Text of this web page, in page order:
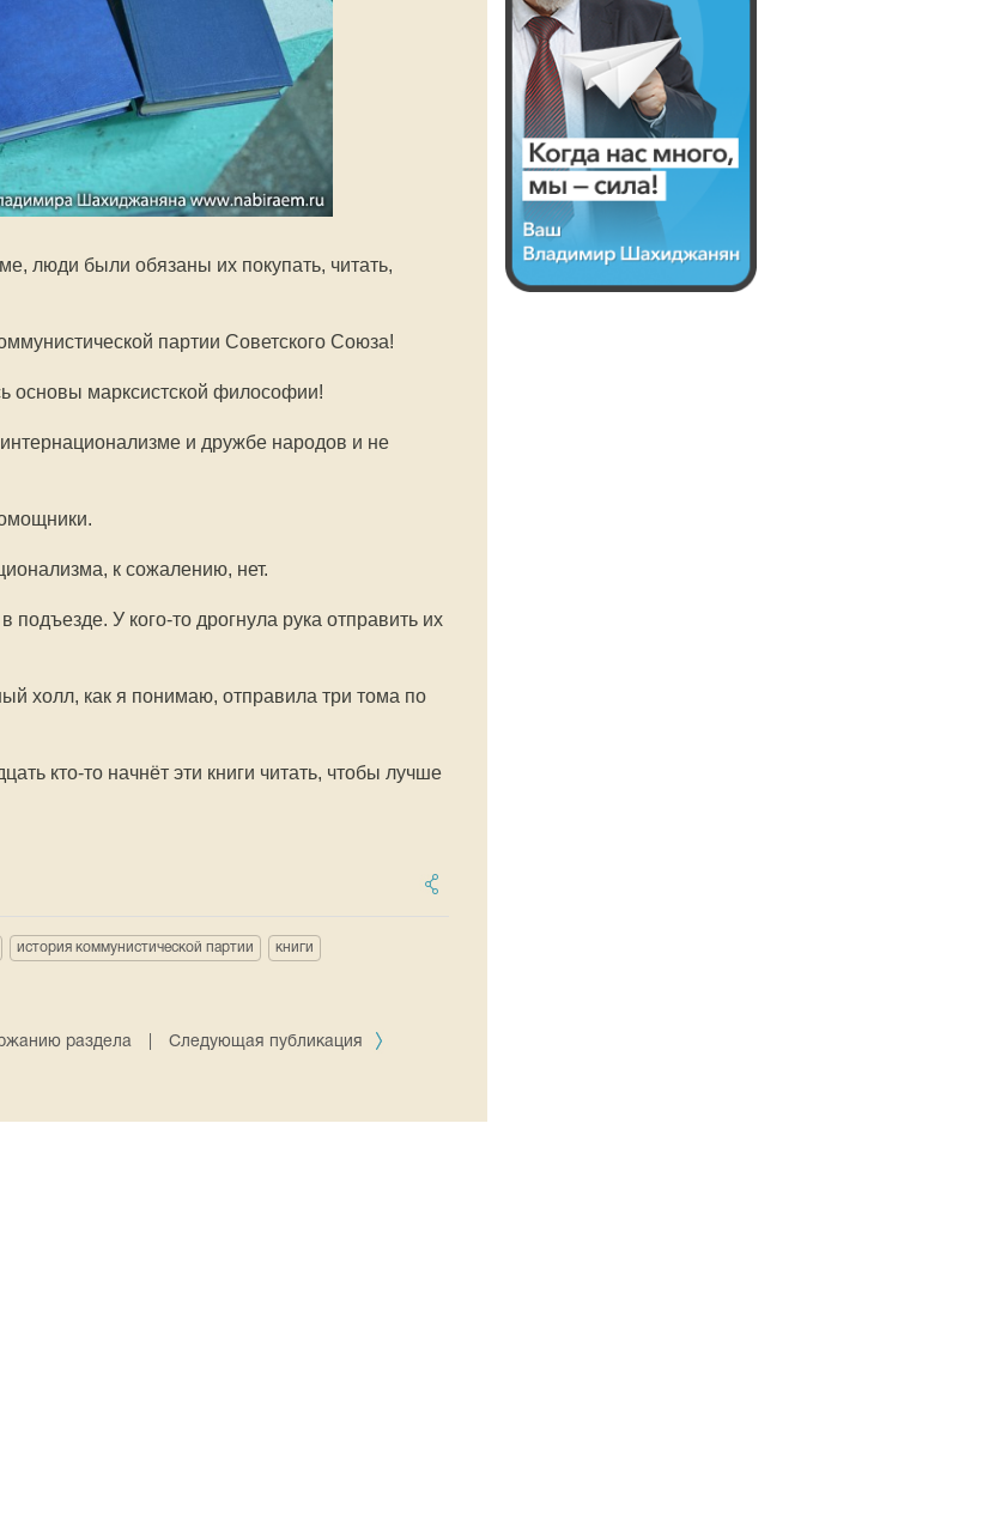
люди были обязаны их покупать, читать,
партии Советского Союза!
основы марксистской философии!
и дружбе народов и не
к сожалению, нет.
У кого-то дрогнула рука отправить их
холл, как я понимаю, отправила три тома по
кто-то начнёт эти книги читать, чтобы лучше
история коммунистической партии книги
раздела Следующая публикация